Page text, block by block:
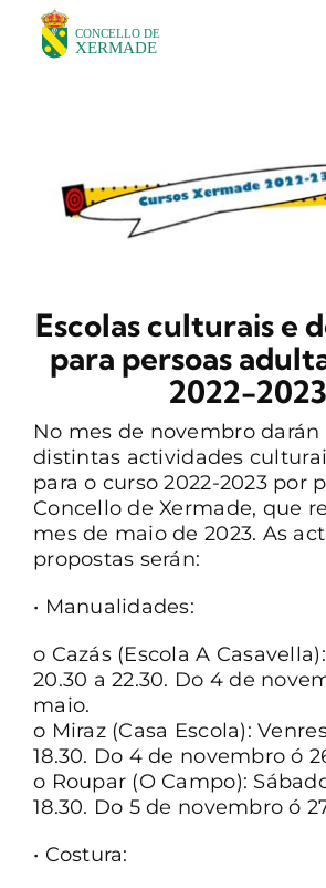
Skip
content
DEPARTAMENTOS
TURISMO
AVISOS HABITUAIS
CONTACTO
Escolas culturais e
para persoas
2022-2023
No mes de novembro darán
distintas actividades
para o curso 2022-2023 por
Concello de Xermade, que
mes de maio de 2023. As
propostas serán:
• Manualidades:
o Cazás (Escola A
20.30 a 22.30. Do 4 de
maio.
o Miraz (Casa Escola):
18.30. Do 4 de novembro ó
o Roupar (O Campo):
18.30. Do 5 de novembro ó
• Costura: